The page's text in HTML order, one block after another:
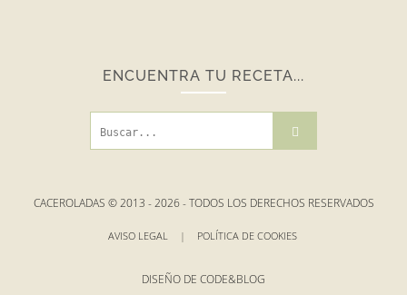
ENCUENTRA TU RECETA...
CACEROLADAS © 2013 -2026- TODOS LOS DERECHOS RESERVADOS
AVISO LEGAL | POLÍTICA DE COOKIES
DISEÑO DE CODE&BLOG